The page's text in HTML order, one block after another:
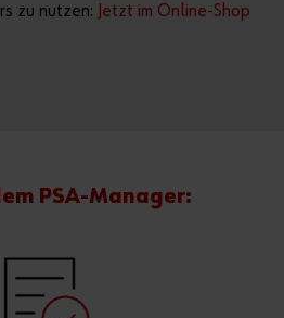
zu nutzen: Jetzt im Online-Shop
PSA-Manager: